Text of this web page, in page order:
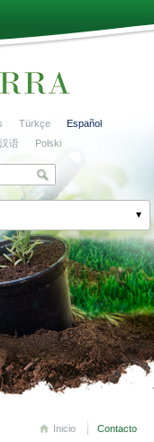
Türkçe
Español
汉语 Polski
Inicio Contacto